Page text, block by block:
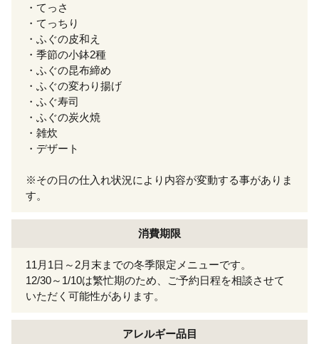
・てっさ
・てっちり
・ふぐの皮和え
・季節の小鉢2種
・ふぐの昆布締め
・ふぐの変わり揚げ
・ふぐ寿司
・ふぐの炭火焼
・雑炊
・デザート
※その日の仕入れ状況により内容が変動する事がありま
す。
消費期限
11月1日～2月末までの冬季限定メニューです。
12/30～1/10は繁忙期のため、ご予約日程を相談させて
いただく可能性があります。
アレルギー品目